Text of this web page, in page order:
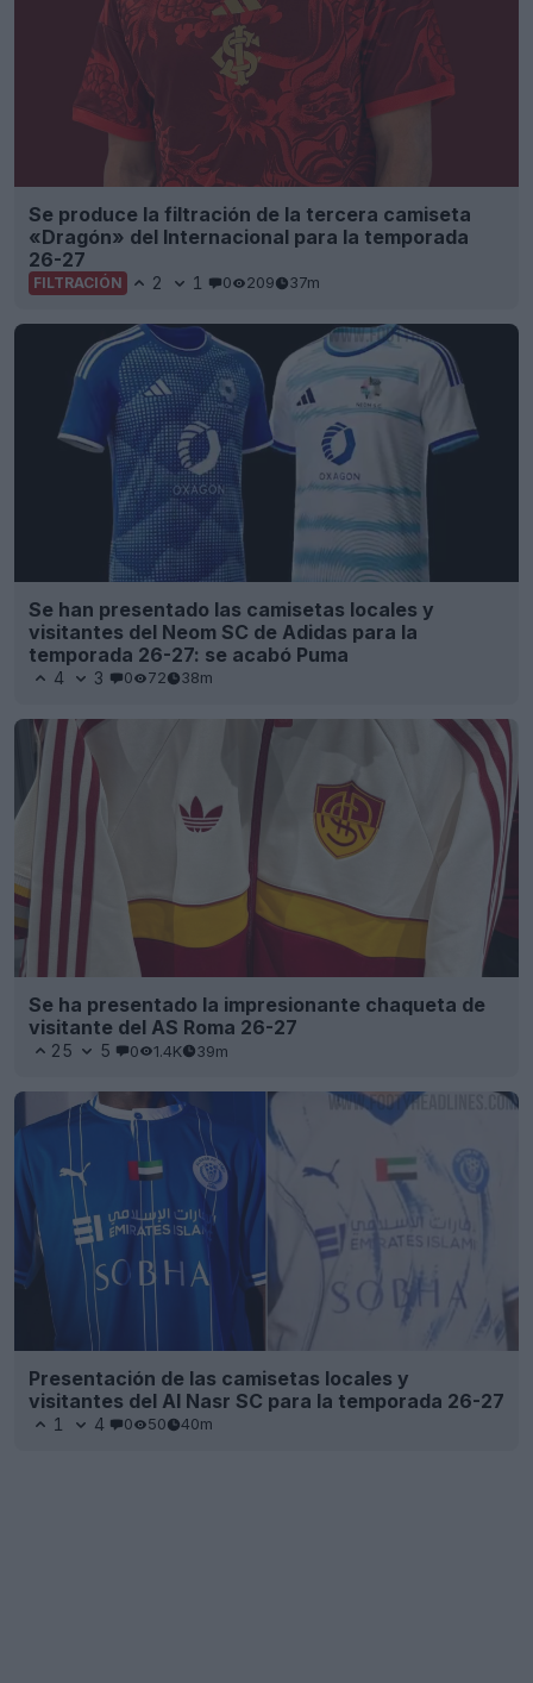
Se produce la filtración de la tercera camiseta
«Dragón» del Internacional para la temporada
26-27
FILTRACIÓN 2 1 0 209 37m
Se han presentado las camisetas locales y
visitantes del Neom SC de Adidas para la
temporada 26-27: se acabó Puma
4 3 0 72 38m
Se ha presentado la impresionante chaqueta de
visitante del AS Roma 26-27
25 5 0 1.4K 39m
Presentación de las camisetas locales y
visitantes del Al Nasr SC para la temporada 26-27
1 4 0 50 40m